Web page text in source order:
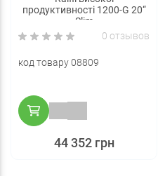
продуктивності 1200-G 20“
Slim
0 отзывов
код товару 08809
44 352 грн